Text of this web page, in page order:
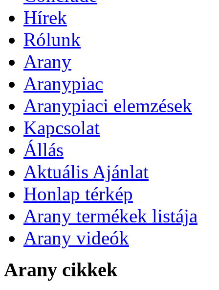
Hírek
Rólunk
Arany
Aranypiac
Aranypiaci elemzések
Kapcsolat
Állás
Aktuális Ajánlat
Honlap térkép
Arany termékek listája
Arany videók
Arany cikkek